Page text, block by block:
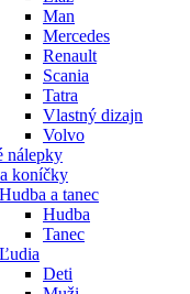
Man
Mercedes
Renault
Scania
Tatra
Vlastný dizajn
Volvo
nálepky
koníčky
Hudba a tanec
Hudba
Tanec
Ľudia
Deti